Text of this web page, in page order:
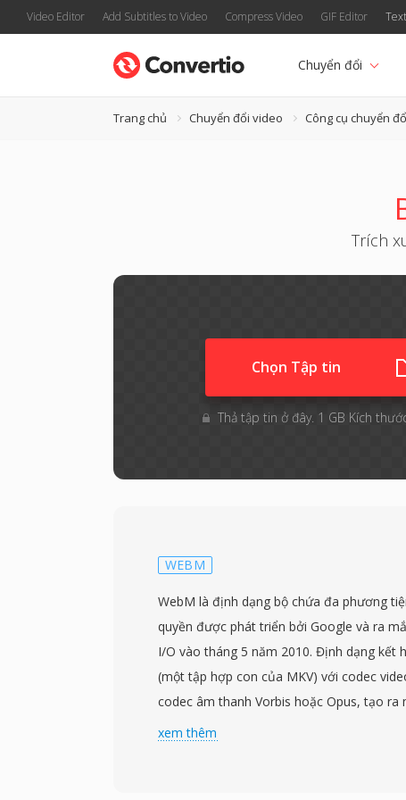
Video Editor Add Subtitles to Video Compress Video GIF Editor
Chuyển đổi
Trang chủ Chuyển đổi video Công cụ chuyển
Trích
Chọn Tập tin
Thả tập tin ở đây. 1 GB Kích
WEBM
WebM là định dạng bộ chứa đa phương
quyền được phát triển bởi Google và ra
I/O vào tháng 5 năm 2010. Định dạng kết
(một tập hợp con của MKV) với codec
codec âm thanh Vorbis hoặc Opus, tạo ra
hoàn toàn mở được thiết kế đặc biệt cho
xem thêm